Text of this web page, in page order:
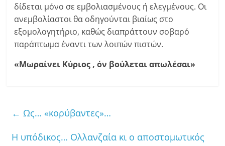
δίδεται μόνο σε εμβολιασμένους ή ελεγμένους. Οι
ανεμβολίαστοι θα οδηγούνται βιαίως στο
εξομολογητήριο, καθώς διαπράττουν σοβαρό
παράπτωμα έναντι των λοιπών πιστών.
«Μωραίνει Κύριος , όν βούλεται απωλέσαι»
← Ως… «κορύβαντες»…
Η υπόδικος… Ολλανζαία κι ο αποστομωτικός